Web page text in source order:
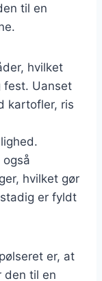
til en
hvilket
fest. Uanset
kartofler, ris
også
hvilket gør
er fyldt
er, at
den til en